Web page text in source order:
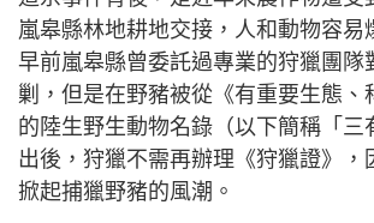
嵐皋縣林地耕地交接，人和動物容易
早前嵐皋縣曾委託過專業的狩獵團隊
剿，但是在野豬被從《有重要生態、
的陸生野生動物名錄（以下簡稱「三
出後，狩獵不需再辦理《狩獵證》，
掀起捕獵野豬的風潮。